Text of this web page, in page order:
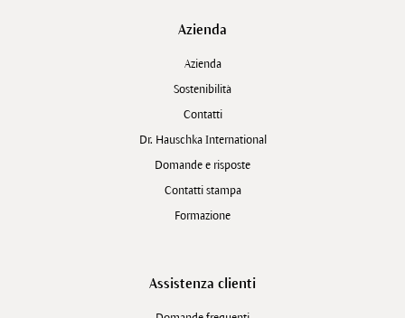
Azienda
Azienda
Sostenibilità
Contatti
Dr. Hauschka International
Domande e risposte
Contatti stampa
Formazione
Assistenza clienti